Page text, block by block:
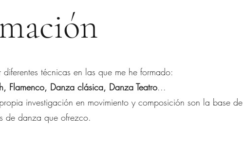
técnicas en las que me he formado:
Flamenco, Danza clásica, Danza Teatro...
investigación en movimiento y composición son la base de
de danza que ofrezco.